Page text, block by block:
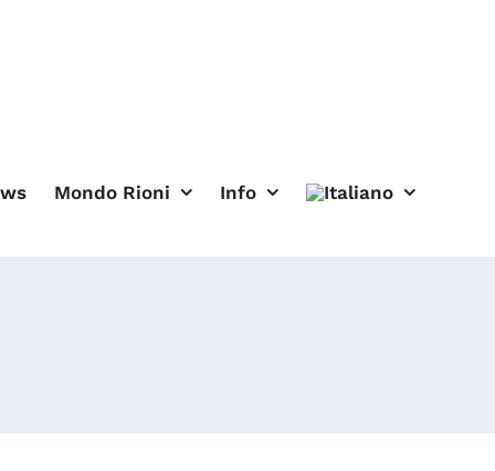
Mondo Rioni Info